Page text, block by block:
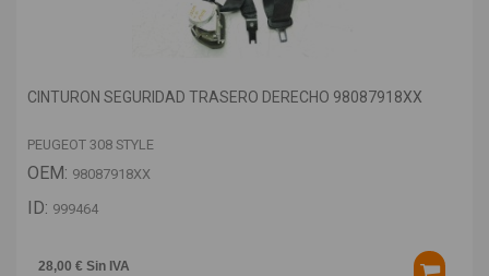
CINTURON SEGURIDAD TRASERO DERECHO 98087918XX
PEUGEOT 308 STYLE
OEM: 98087918XX
ID: 999464
28,00 € Sin IVA